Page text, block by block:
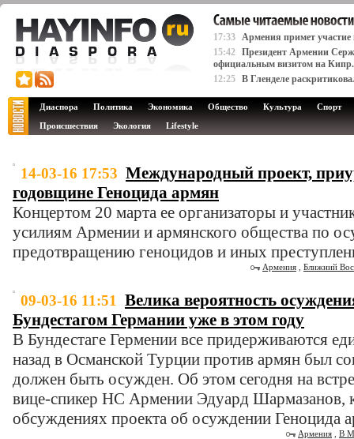
17:33 Армения примет участие
15:42 Президент Армении
официальным визитом на Кипр.
12:25 В Гленделе
Диаспора Политика Экономика Общество Культура
Спорт
Происшествия
Экология Lifestyle
14-03-16 17:53 Международный проект,
годовщине Геноцида армян
Концертом 20 марта ее организаторы и
усилиям Армении и армянского общества по
предотвращению геноцидов и иных
Армения Ближний
09-03-16 11:51
Велика вероятность
Бундестагом Германии уже в этом году
В Бундестаге Гермении все придерживаются
назад в Османской Турции против армян был
должен быть осужден. Об этом сегодня на
вице-спикер НС Армении Эдуард Шармазанов,
обсуждениях проекта об осуждении Геноцида
Армения В